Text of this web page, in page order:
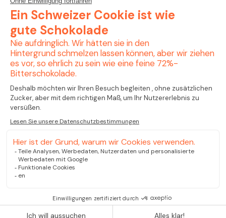
Downloads
Qualität
© 2025 Kuglerbimetal – Alle Rechte vorbehalten
Einkaufsbedingun
gen
Allgemeine